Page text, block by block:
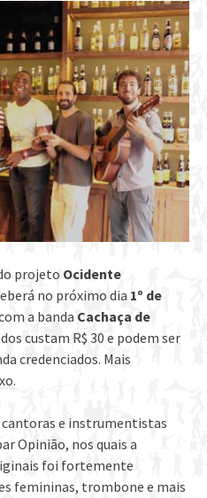
projeto Ocidente
no próximo dia 1º de
a banda Cachaça de
custam R$ 30 e podem ser
credenciados. Mais
cantoras e instrumentistas
Opinião, nos quais a
foi fortemente
femininas, trombone e mais